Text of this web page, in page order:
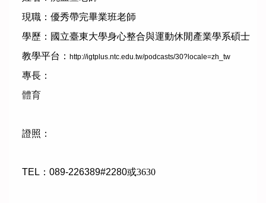
現職： 優秀帶完畢業班老師
學歷：國立臺東大學身心整合與運動休閒產業學系碩士
教學平台： http://igtplus.ntc.edu.tw/podcasts/30?locale=zh_tw
專長：
體育
證照：
TEL：089-226389#2280或3630